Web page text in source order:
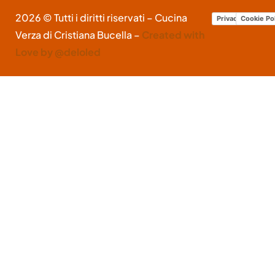
2026 © Tutti i diritti riservati – Cucina
Verza di Cristiana Bucella – Created with
Love by @deloled
Privacy Policy
Cookie